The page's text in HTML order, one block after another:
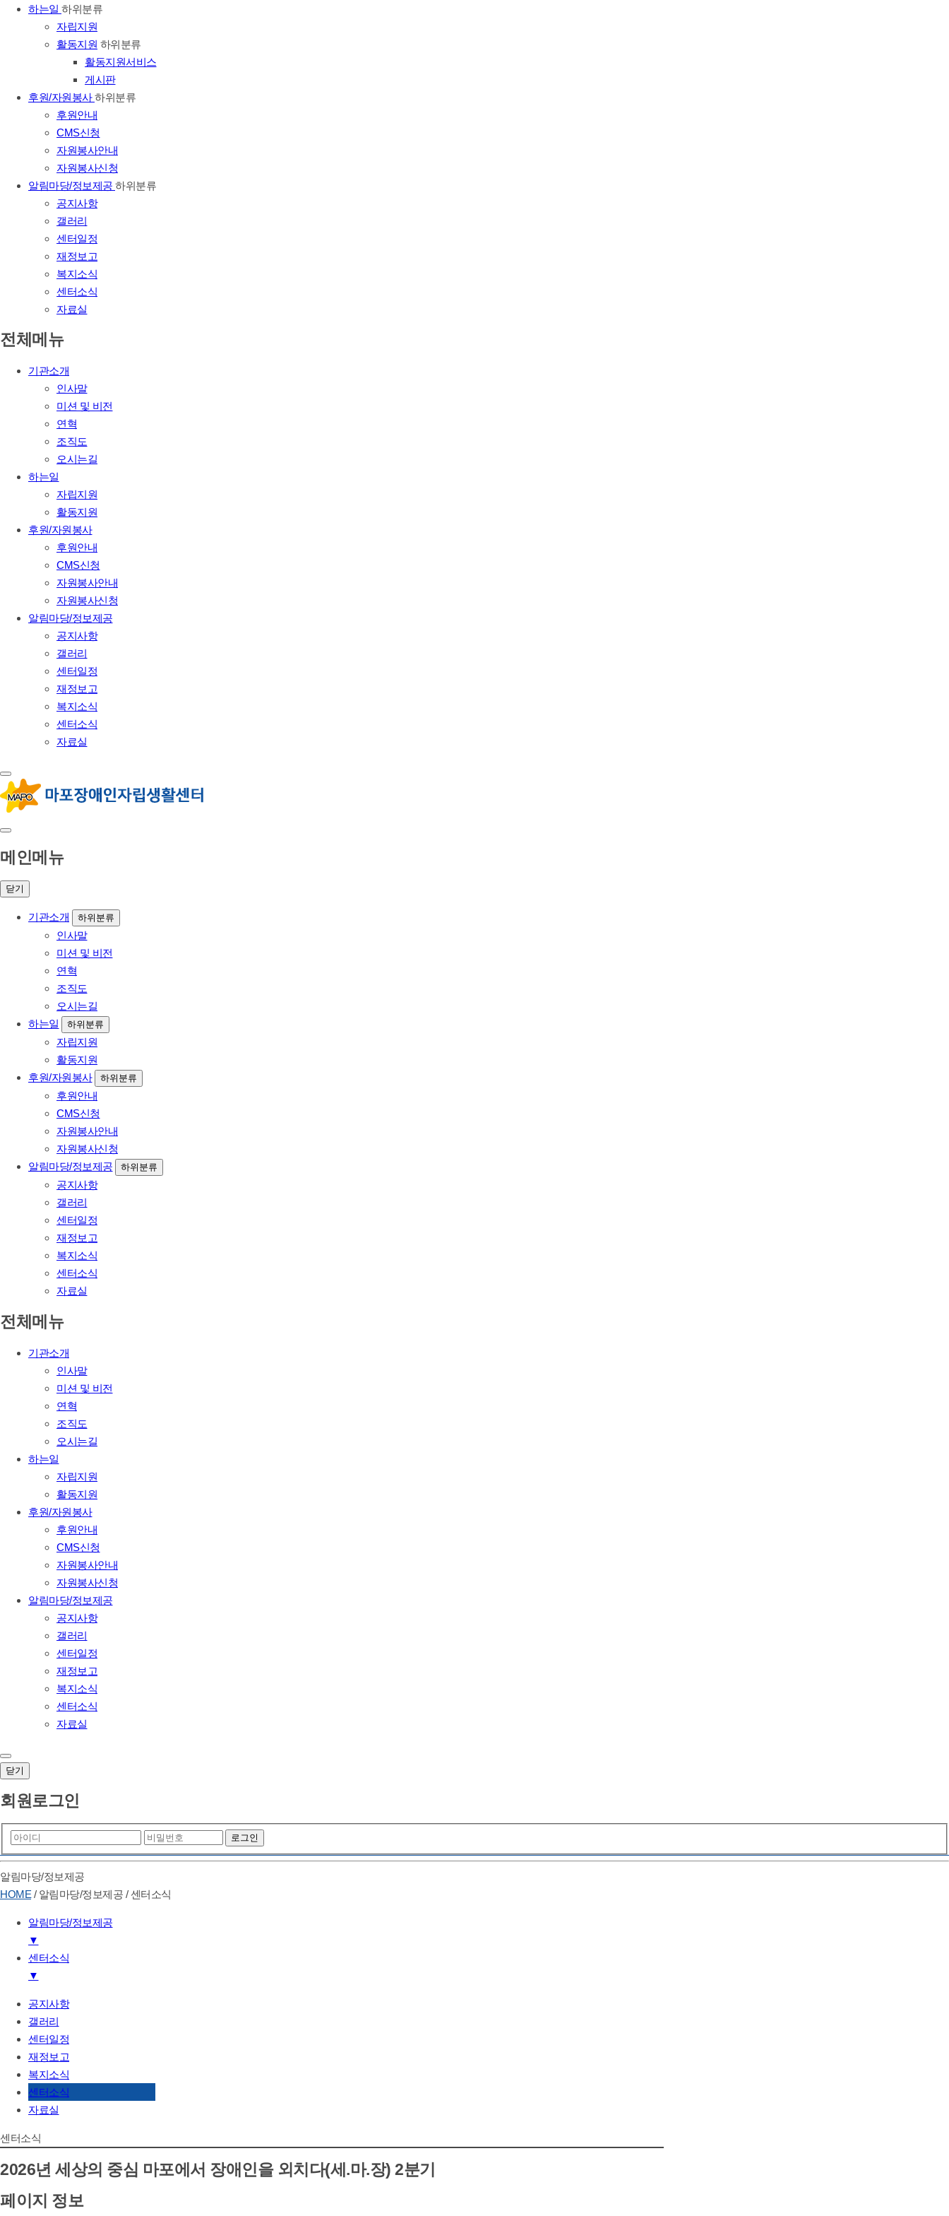
하는일 하위분류
자립지원
활동지원 하위분류
활동지원서비스
게시판
후원/자원봉사하위분류
후원안내
CMS신청
자원봉사안내
자원봉사신청
알림마당/정보제공 하위분류
공지사항
갤러리
센터일정
재정보고
복지소식
센터소식
자료실
전체메뉴
기관소개
인사말
미션 및 비전
연혁
조직도
오시는길
하는일
자립지원
활동지원
후원/자원봉사
후원안내
CMS신청
자원봉사안내
자원봉사신청
알림마당/정보제공
공지사항
갤러리
센터일정
재정보고
복지소식
센터소식
자료실
메인메뉴
닫기
기관소개 하위분류
인사말
미션 및 비전
연혁
조직도
오시는길
하는일
하위분류
자립지원
활동지원
후원/자원봉사
하위분류
후원안내
CMS신청
자원봉사안내
자원봉사신청
알림마당/정보제공
하위분류
공지사항
갤러리
센터일정
재정보고
복지소식
센터소식
자료실
전체메뉴
기관소개
인사말
미션 및 비전
연혁
조직도
오시는길
하는일
자립지원
활동지원
후원/자원봉사
후원안내
CMS신청
자원봉사안내
자원봉사신청
알림마당/정보제공
공지사항
갤러리
센터일정
재정보고
복지소식
센터소식
자료실
닫기
회원로그인
알림마당/정보제공
HOME / 알림마당/정보제공 / 센터소식
알림마당/정보제공
▼
기관소개
알림마당/정보제공
센터소식
▼
갤러리
센터일정
재정보고
복지소식
센터소식
자료실
공지사항
갤러리
센터일정
재정보고
복지소식
센터소식
자료실
센터소식
2026년 세상의 중심 마포에서 장애인을 외치다(세.마.장) 2분기
페이지 정보